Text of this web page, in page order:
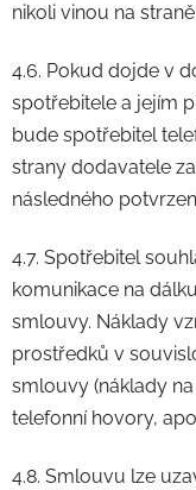
nikoli vinou na
4.6. Pokud dojde v
spotřebitele a jejím
bude spotřebitel
strany dodavatele
následného
4.7. Spotřebitel
komunikace na
smlouvy. Náklady
prostředků v
smlouvy (náklady
telefonní hovory,
4.8. Smlouvu lze